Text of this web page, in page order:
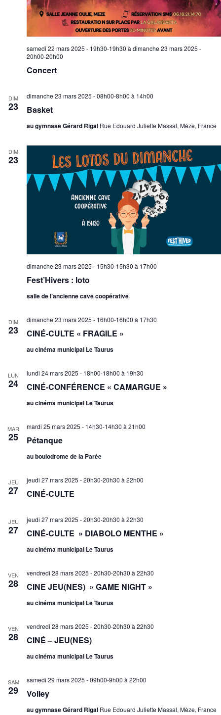
Concert
samedi 22 mars 2025 - 19h30-19h30 à dimanche 23 mars 2025 -
20h00-20h00
DIM
23 Basket
dimanche 23 mars 2025 - 08h00-8h00 à 14h00
au gymnase Gérard Rigal Rue Edouard Juliette Massal, Mèze, France
DIM
23
Fest’Hivers : loto
dimanche 23 mars 2025 - 15h30-15h30 à 17h00
salle de l’ancienne cave coopérative
DIM
23 CINÉ-CULTE « FRAGILE »
dimanche 23 mars 2025 - 16h00-16h00 à 17h30
au cinéma municipal Le Taurus
LUN
24 CINÉ-CONFÉRENCE « CAMARGUE »
lundi 24 mars 2025 - 18h00-18h00 à 19h30
au cinéma municipal Le Taurus
MAR
25 Pétanque
mardi 25 mars 2025 - 14h30-14h30 à 21h00
au boulodrome de la Parée
JEU
27 CINÉ-CULTE
jeudi 27 mars 2025 - 20h30-20h30 à 22h00
JEU
27 CINÉ-CULTE » DIABOLO MENTHE »
jeudi 27 mars 2025 - 20h30-20h30 à 22h30
au cinéma municipal Le Taurus
VEN
28 CINE JEU(NES) » GAME NIGHT »
vendredi 28 mars 2025 - 20h30-20h30 à 22h30
au cinéma municipal Le Taurus
VEN
28 CINÉ – JEU(NES)
vendredi 28 mars 2025 - 20h30-20h30 à 22h30
au cinéma municipal Le Taurus
SAM
29 Volley
samedi 29 mars 2025 - 09h00-9h00 à 22h00
au gymnase Gérard Rigal Rue Edouard Juliette Massal, Mèze, France